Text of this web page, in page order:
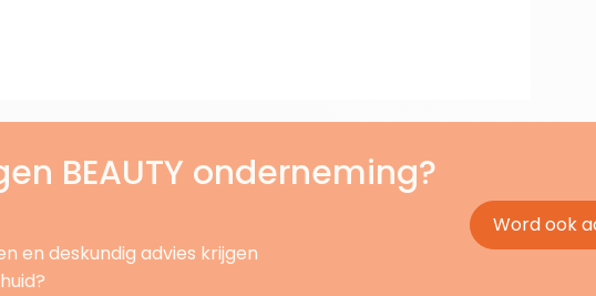
BEAUTY onderneming?
en deskundig advies krijgen
Word ook